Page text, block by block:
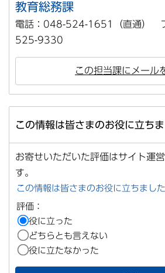
教育総務課
電話：048-524-1651（直通）
525-9330
この担当課にメール
この情報は皆さまのお役に立ち
お寄せいただいた評価はサイト運
す。
この情報は皆さまのお役に立ちまし
評価：
役に立った
どちらとも言えない
役に立たなかった